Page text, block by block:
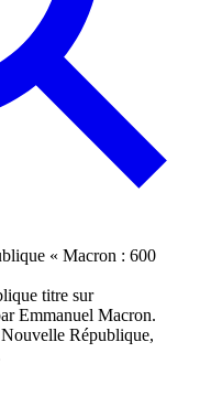
titre sur
Emmanuel Macron.
République,